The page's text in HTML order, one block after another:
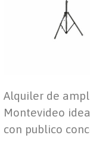
Alquiler de
Montevideo
con publico